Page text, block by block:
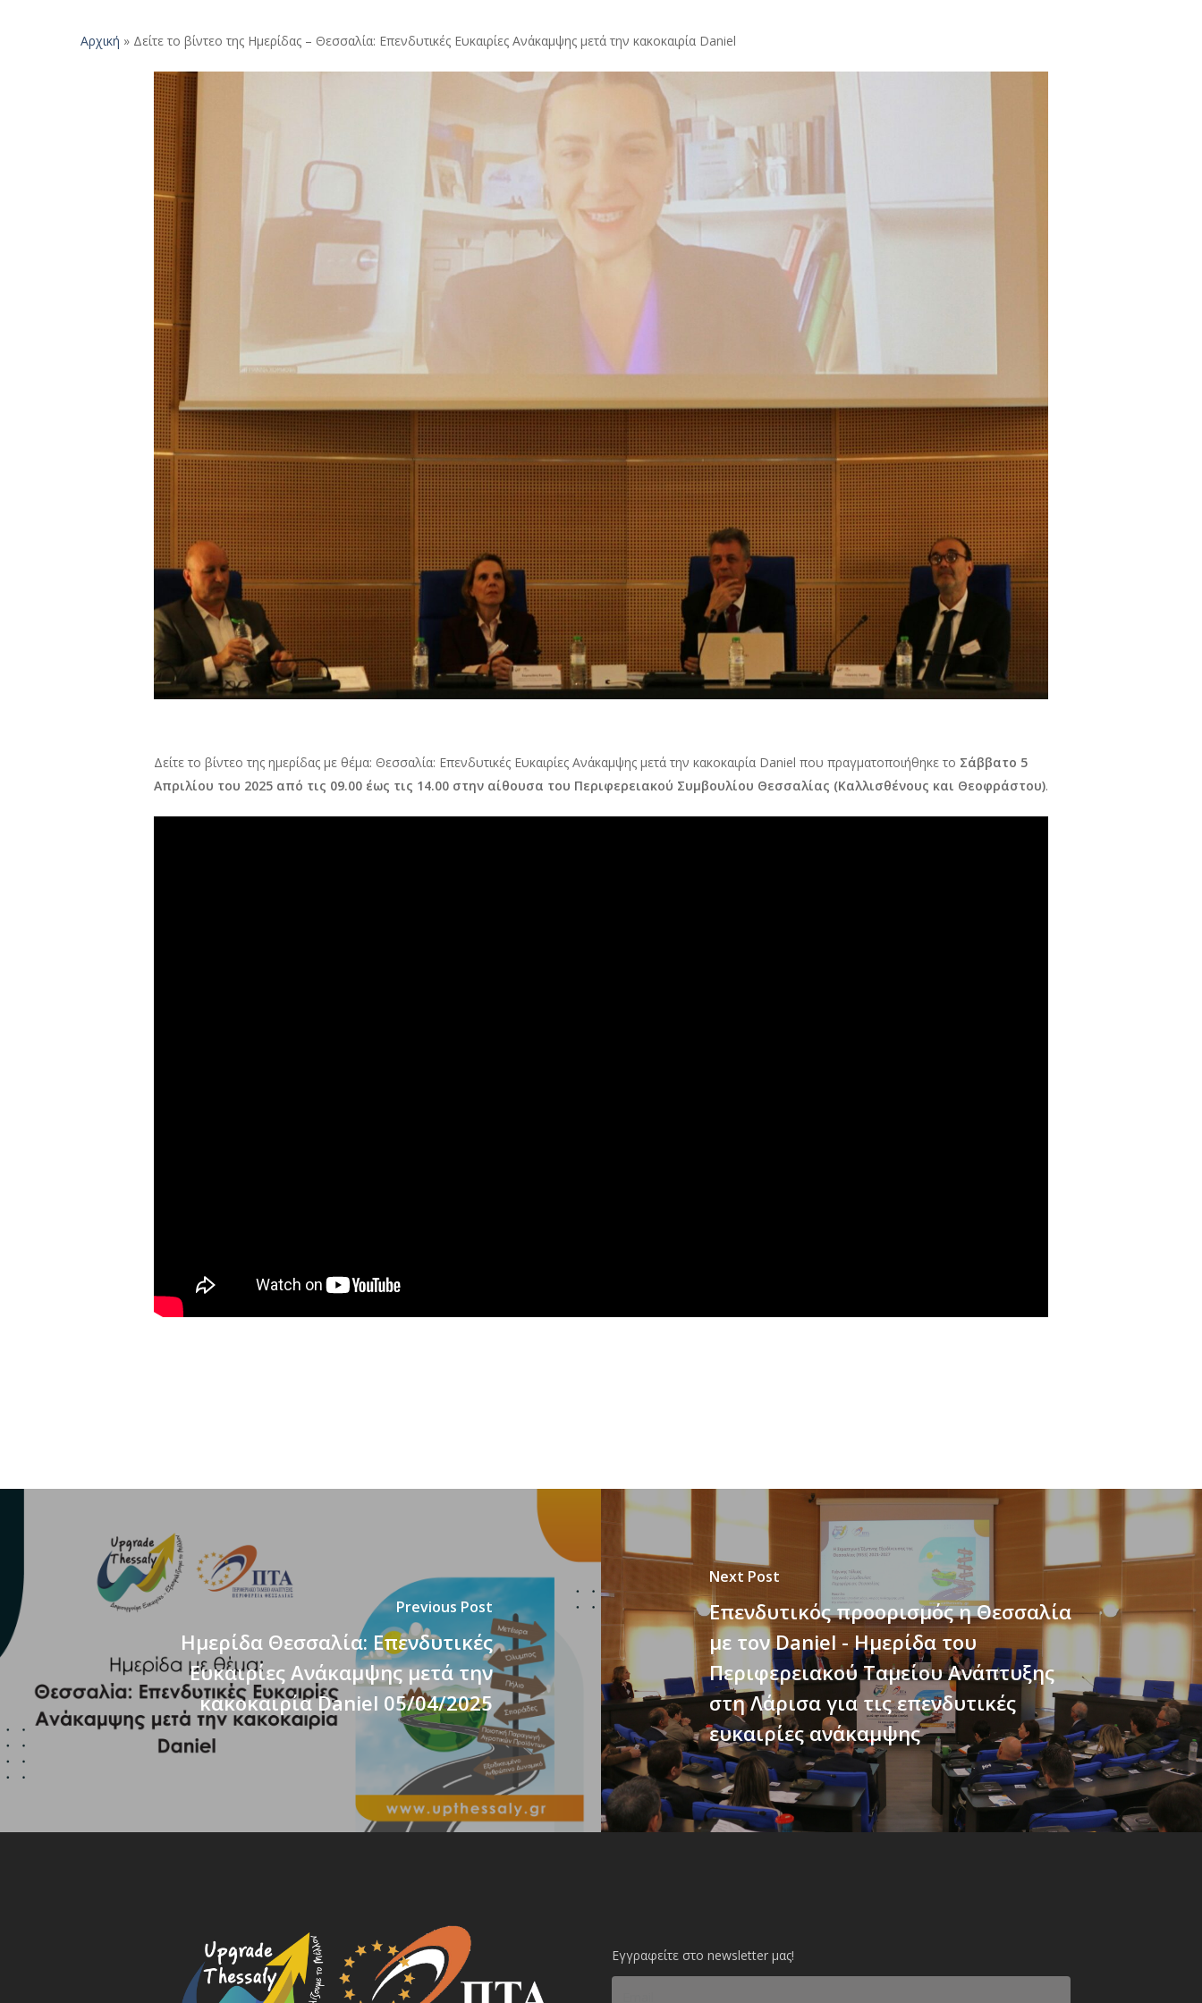
Αρχική » Δείτε το βίντεο της Ημερίδας – Θεσσαλία: Επενδυτικές Ευκαιρίες Ανάκαμψης μετά την κακοκαιρία Daniel
Δείτε το βίντεο της ημερίδας με θέμα: Θεσσαλία: Επενδυτικές Ευκαιρίες Ανάκαμψης μετά την κακοκαιρία Daniel που πραγματοποιήθηκε το Σάββατο 5
Απριλίου του 2025 από τις 09.00 έως τις 14.00 στην αίθουσα του Περιφερειακού Συμβουλίου Θεσσαλίας (Καλλισθένους και Θεοφράστου).
Previous Post
Ημερίδα Θεσσαλία: Επενδυτικές
Ευκαιρίες Ανάκαμψης μετά την
κακοκαιρία Daniel 05/04/2025
Next Post
Επενδυτικός προορισμός η Θεσσαλία
με τον Daniel - Ημερίδα του
Περιφερειακού Ταμείου Ανάπτυξης
στη Λάρισα για τις επενδυτικές
ευκαιρίες ανάκαμψης
Εγγραφείτε στο newsletter μας!